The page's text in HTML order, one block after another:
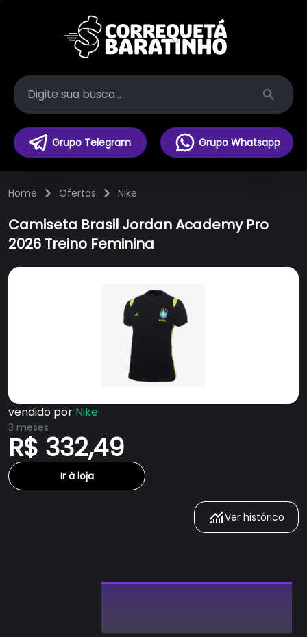
Search
Grupo Telegram Grupo Whatsapp
Home Ofertas Nike
Camiseta Brasil Jordan Academy Pro
2026 Treino Feminina
vendido por Nike
3 meses
R$ 332,49
Ir à loja
Ver histórico